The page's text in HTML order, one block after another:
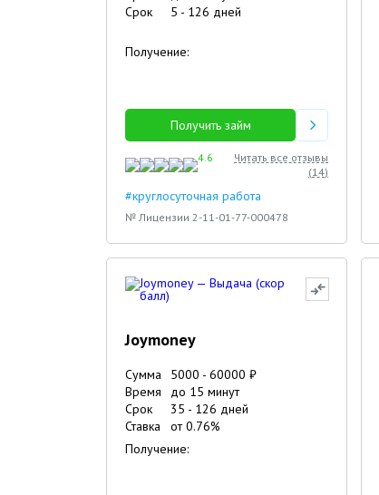
Срок
5 - 126 дней
Получение:
Получить займ
4.6
Читать все отзывы
(14)
#круглосуточная работа
№ Лицензии 2-11-01-77-000478
Joymoney
Сумма 5000 - 60000 ₽
Время
до 15 минут
Срок
35 - 126 дней
Ставка
от0.76%
Получение: